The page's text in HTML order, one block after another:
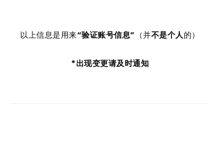
以上信息是用来“验证账号信息” （并不是个人的）
*出现变更请及时通知